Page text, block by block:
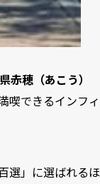
赤穂（あこう）
喫できるインフィ
選」に選ばれるほ